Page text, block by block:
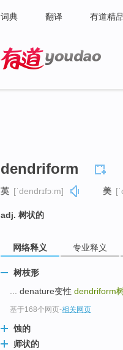
词典 翻译 有道精
dendriform
英 [ˈdendrɪfɔːm] 美
adj. 树状的
网络释义 专业释义
树枝形
... denature变性 dendriform
基于168个网页-相关网页
蚀的
师状的